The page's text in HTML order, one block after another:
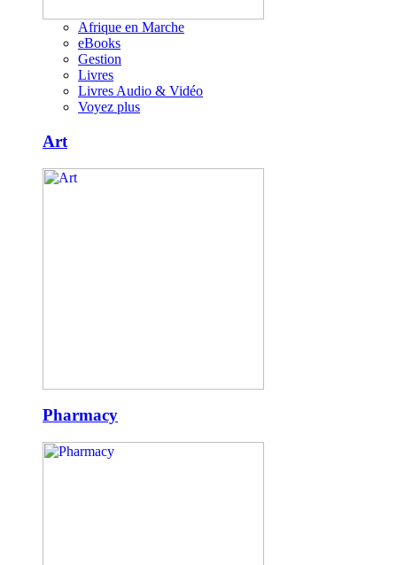
Afrique en Marche
eBooks
Gestion
Livres
Livres Audio & Vidéo
Voyez plus
Art
Pharmacy